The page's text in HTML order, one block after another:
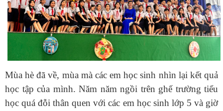
Mùa hè đã về, mùa mà các em học sinh nhìn lại kết quả
học tập của mình. Năm năm ngồi trên ghế trường tiểu
học quá đỗi thân quen với các em học sinh lớp 5 và giờ